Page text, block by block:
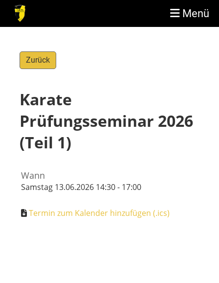
Menü
Zurück
Karate
Prüfungsseminar 2026
(Teil 1)
Wann
Samstag 13.06.2026 14:30 - 17:00
Termin zum Kalender hinzufügen (.ics)